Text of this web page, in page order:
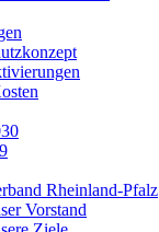
Rheinland-Pfalz
Vorstand